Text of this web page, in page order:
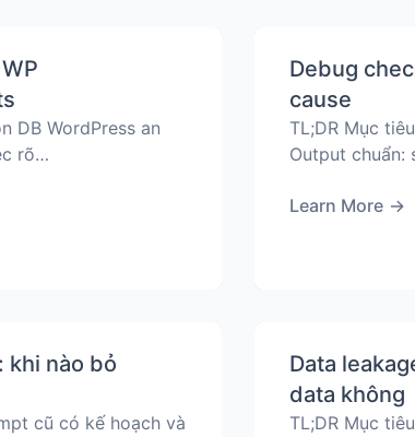
DB WordPress an
rõ…
Debug
cause
TL;DR Mục
Output chuẩn:
Learn More →
khi nào bỏ
cũ có kế hoạch và
Data
data không
TL;DR Mục